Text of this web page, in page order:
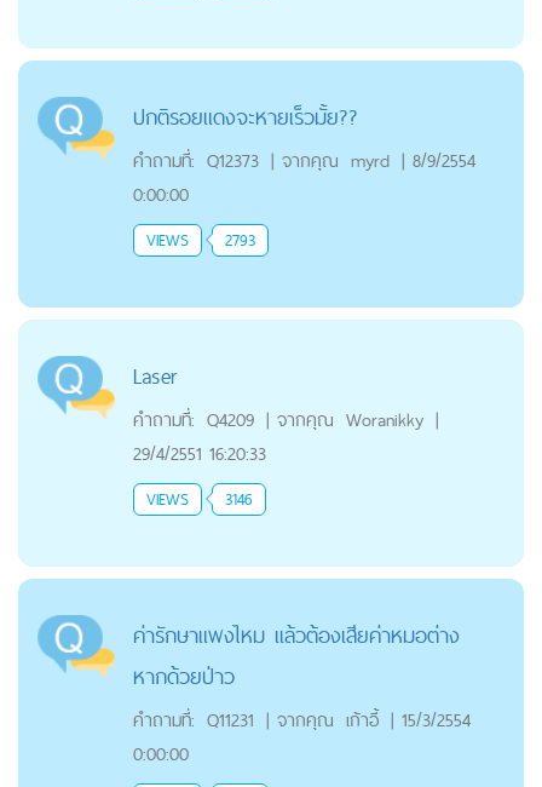
ปกติรอยแดงจะหายเร็วมั้ย??
คำถามที่: Q12373 | จากคุณ myrd | 8/9/2554
0:00:00
VIEWS 2793
Laser
คำถามที่: Q4209 | จากคุณ Woranikky |
29/4/2551 16:20:33
VIEWS 3146
ค่ารักษาแพงไหม เเล้วต้องเสียค่าหมอต่าง
หากด้วยป่าว
คำถามที่: Q11231 | จากคุณ เก้าอี้ | 15/3/2554
0:00:00